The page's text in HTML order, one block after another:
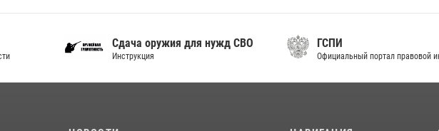
Сдача оружия для нужд СВО
Инструкция
ГСПИ
Официальный портал правовой